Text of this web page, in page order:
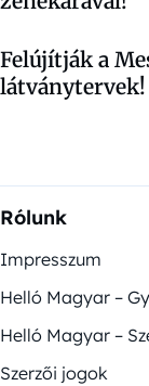
Felújítják a
látványtervek!
Rólunk
Impresszum
Helló Magyar –
Helló Magyar –
Szerzői jogok